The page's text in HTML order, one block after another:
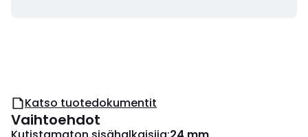
Katso tuotedokumentit
Vaihtoehdot